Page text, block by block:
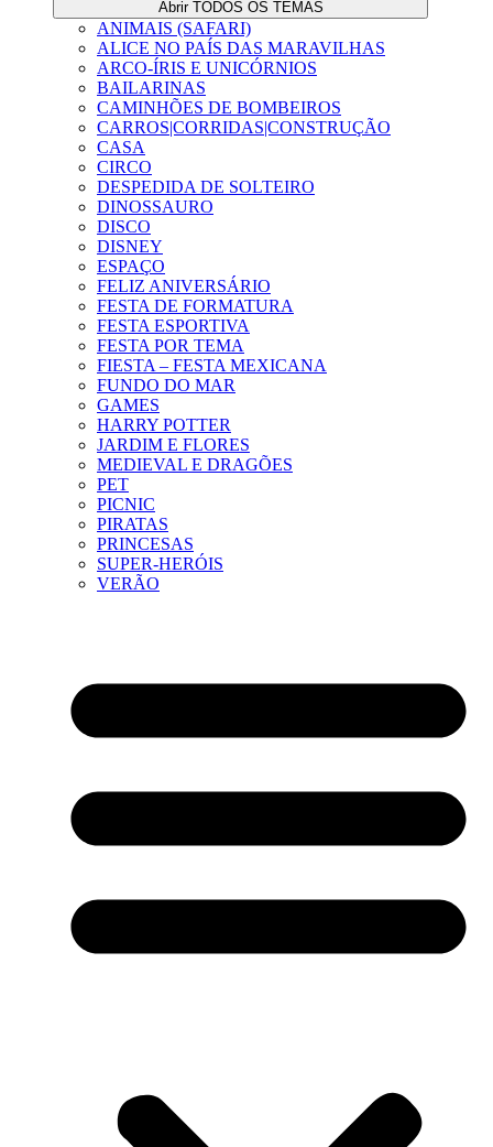
Abrir TODOS OS TEMAS
ANIMAIS (SAFARI)
ALICE NO PAÍS DAS MARAVILHAS
ARCO-ÍRIS E UNICÓRNIOS
BAILARINAS
CAMINHÕES DE BOMBEIROS
CARROS|CORRIDAS|CONSTRUÇÃO
CASA
CIRCO
DESPEDIDA DE SOLTEIRO
DINOSSAURO
DISCO
DISNEY
ESPAÇO
FELIZ ANIVERSÁRIO
FESTA DE FORMATURA
FESTA ESPORTIVA
FESTA POR TEMA
FIESTA – FESTA MEXICANA
FUNDO DO MAR
GAMES
HARRY POTTER
JARDIM E FLORES
MEDIEVAL E DRAGÕES
PET
PICNIC
PIRATAS
PRINCESAS
SUPER-HERÓIS
VERÃO